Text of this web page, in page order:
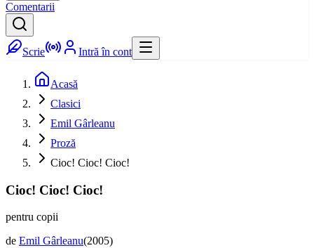
Comentarii
Scrie Intră în cont
Acasă
Clasici
Emil Gârleanu
Proză
Cioc! Cioc! Cioc!
Cioc! Cioc! Cioc!
pentru copii
de Emil Gârleanu(2005)